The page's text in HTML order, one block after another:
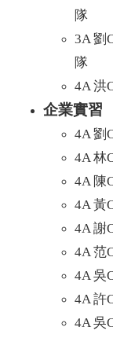
隊
3A 劉
隊
4A 洪
企業實習
4A 劉
4A 林
4A 陳
4A 黃
4A 謝
4A 范
4A 吳
4A 許
4A 吳